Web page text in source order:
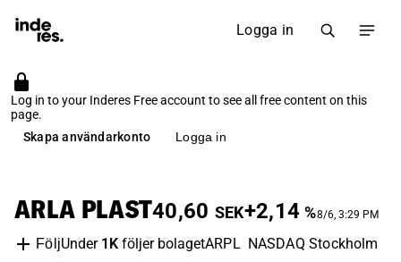
Logga in
Log in to your Inderes Free account to see all free content on this
page.
Skapa användarkonto
Logga in
ARLA PLAST40,60 SEK+2,14 %8/6, 3:29 PM
FöljUnder 1K följer bolagetARPL NASDAQ Stockholm